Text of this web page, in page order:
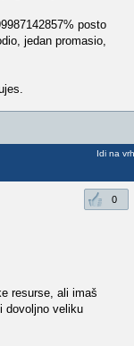
posto
jedan promasio,
Idi na vrh
0
resurse, ali imaš
dovoljno veliku